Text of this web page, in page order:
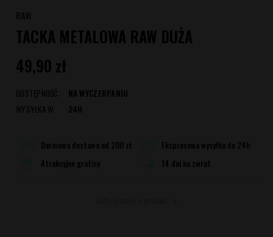
RAW
TACKA METALOWA RAW DUŻA
49,90 zł
DOSTĘPNOŚĆ:
NA WYCZERPANIU
WYSYŁKA W:
24H
Darmowa dostawa od 200 zł
Ekspresowa wysyłka do 24h
Atrakcyjne gratisy
14 dni na zwrot